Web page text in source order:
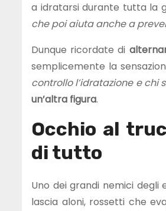
a idratarsi durante tutta la
che poi aiuta anche a
Dunque ricordate di
semplicemente la
controllo l’idratazione e chi
un’altra figura.
Occhio al
di tutto
Uno dei grandi nemici degli
lascia aloni, rossetti che